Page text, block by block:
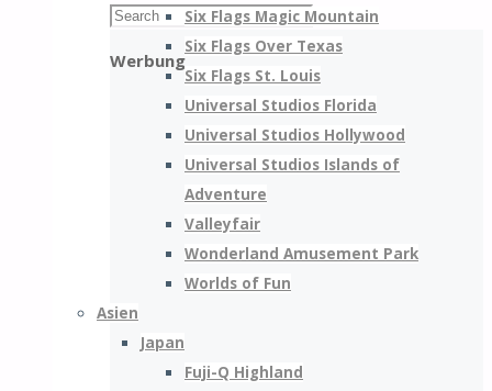
Six Flags Magic Mountain
Six Flags Over Texas
Six Flags St. Louis
Universal Studios Florida
Universal Studios Hollywood
Universal Studios Islands of
Adventure
Valleyfair
Wonderland Amusement Park
Worlds of Fun
Asien
Japan
Fuji-Q Highland
Search
Search
Werbung